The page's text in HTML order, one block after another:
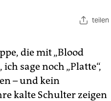
teilen
die mit „Blood
sage noch „Platte“,
– und kein
kalte Schulter zeigen